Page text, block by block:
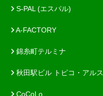
S-PAL (エスパル)
A-FACTORY
錦糸町テルミナ
秋田駅ビル トピコ・アルス
CoCoLo